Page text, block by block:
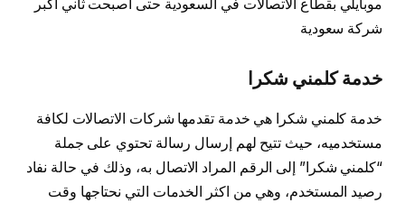
موبايلي بقطاع الاتصالات في السعودية حتى أصبحت ثاني أكبر
شركة سعودية
خدمة كلمني شكرا
خدمة كلمني شكرا هي خدمة تقدمها شركات الاتصالات لكافة
مستخدميه، حيث تتيح لهم إرسال رسالة تحتوي على جملة
“كلمني شكرا” إلى الرقم المراد الاتصال به، وذلك في حالة نفاد
رصيد المستخدم، وهي من اكثر الخدمات التي نحتاجها وقت